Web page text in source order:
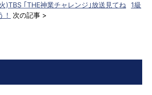
)TBS ｢THE神業チャレンジ｣放送見てね
1級
次の記事 >